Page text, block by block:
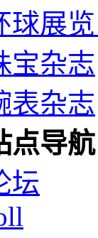
球展览
宝杂志
表杂志
点导航
坛